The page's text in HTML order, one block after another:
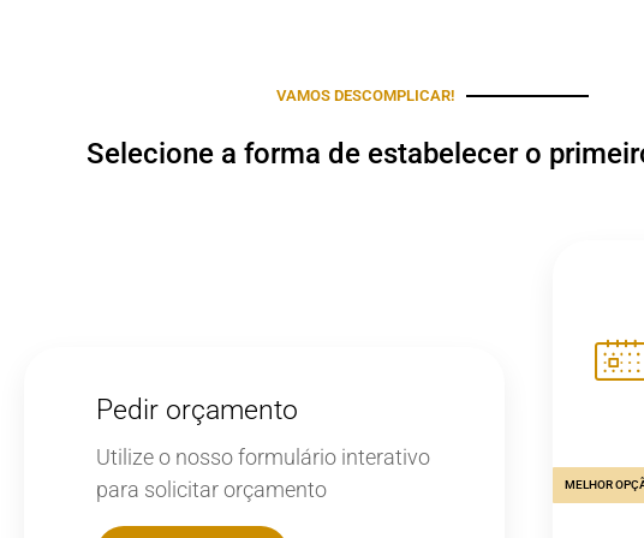
VAMOS DESCOMPLICAR!
Selecione a forma de estabelecer o
Pedir orçamento
Utilize o nosso formulário interativo
para solicitar orçamento
MELHOR